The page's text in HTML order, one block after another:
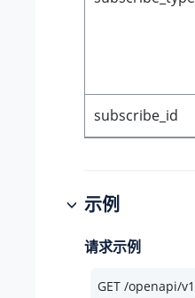
subscribe_id
示例
请求示例